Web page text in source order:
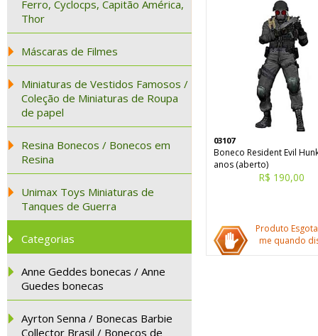
Ferro, Cyclocps, Capitão América,
Thor
Máscaras de Filmes
Miniaturas de Vestidos Famosos /
Coleção de Miniaturas de Roupa
de papel
Resina Bonecos / Bonecos em
Resina
Unimax Toys Miniaturas de
Tanques de Guerra
Categorias
Anne Geddes bonecas / Anne
Guedes bonecas
Ayrton Senna / Bonecas Barbie
Collector Brasil / Bonecos de
03107
Boneco Resident Evil
anos (aberto)
R$ 190,00
Produto
me quando